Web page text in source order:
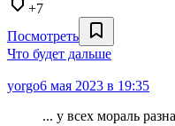
+7
Посмотреть
Что будет дальше
yorgo6 мая 2023 в 19:35
... у всех мораль